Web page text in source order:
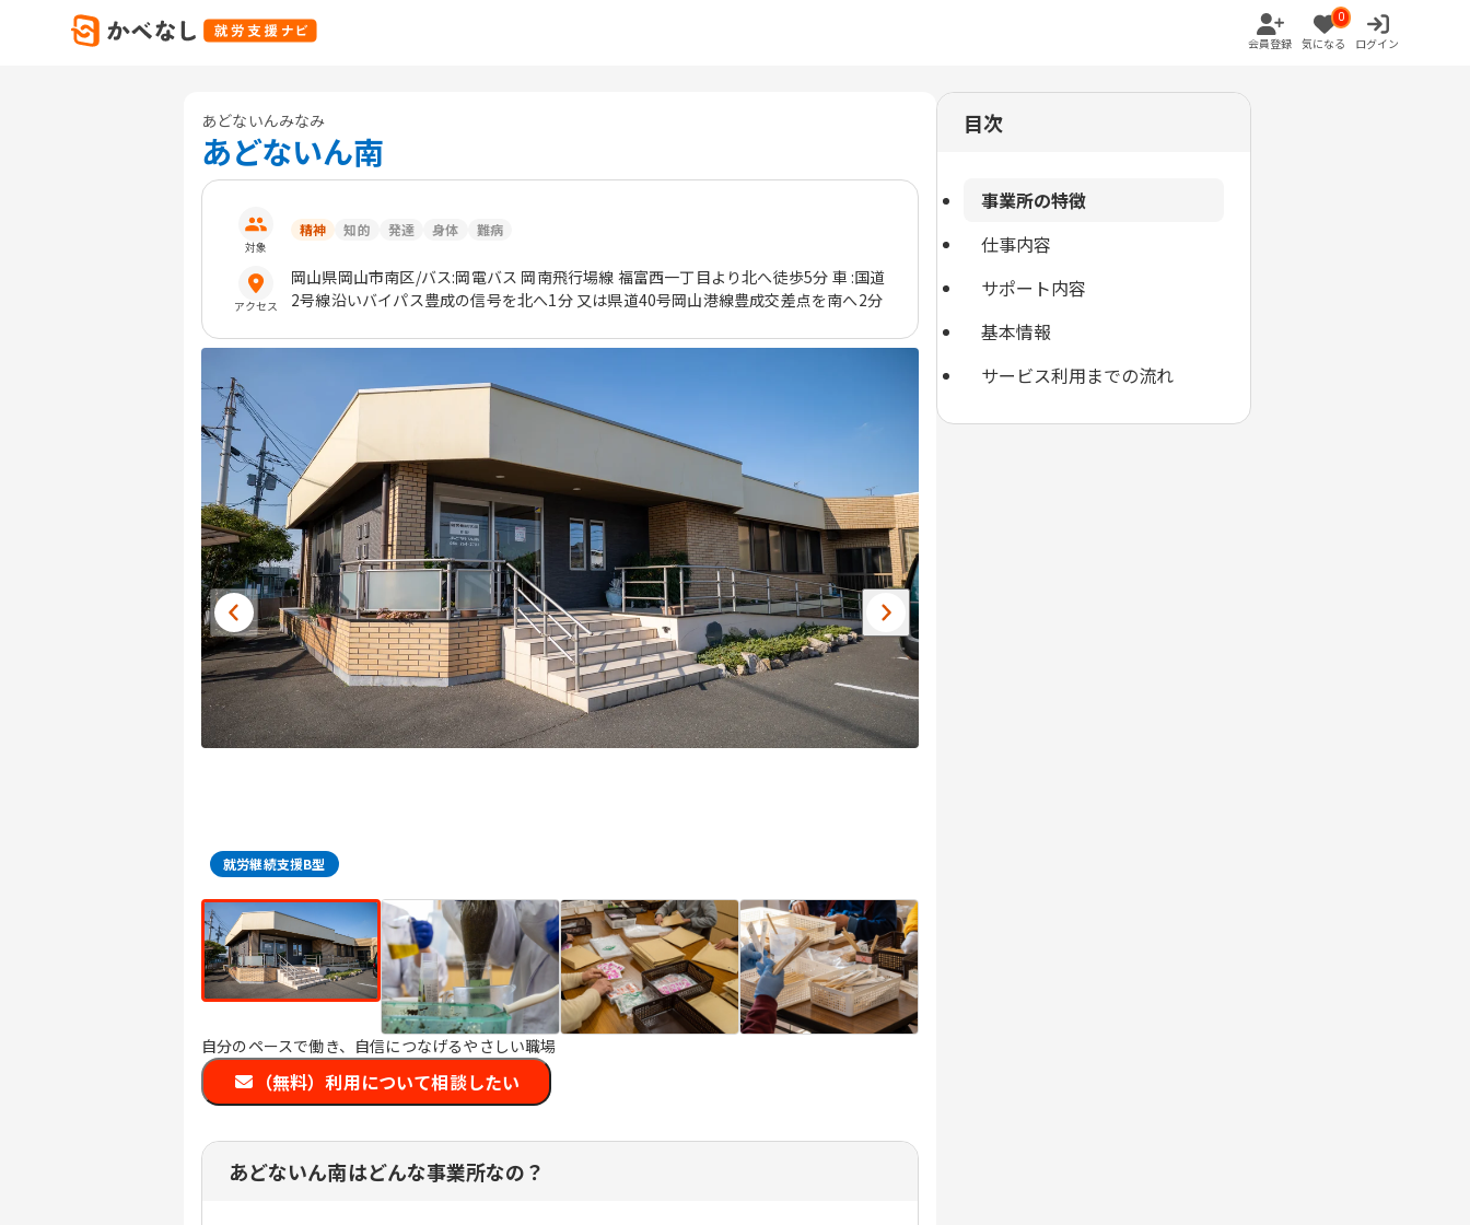
会員登録
0
気になる ログイン
あどないんみなみ
あどないん南
対象
精神 知的 発達 身体 難病
アクセス
岡山県岡山市南区/バス:岡電バス 岡南飛行場線 福富西一丁目より北へ徒歩5分 車 :国道
2号線沿いバイパス豊成の信号を北へ1分 又は県道40号岡山港線豊成交差点を南へ2分
就労継続支援B型
自分のペースで働き、自信につなげるやさしい職場
（無料）利用について相談したい
あどないん南はどんな事業所なの？
目次
事業所の特徴
仕事内容
サポート内容
基本情報
サービス利用までの流れ